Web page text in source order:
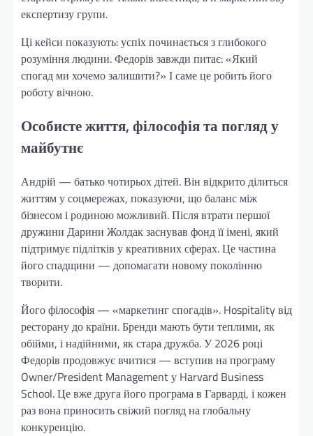
експертизу групи.
Ці кейси показують: успіх починається з глибокого
розуміння людини. Федорів завжди питає: «Який
спогад ми хочемо залишити?» І саме це робить його
роботу вічною.
Особисте життя, філософія та погляд у
майбутнє
Андрій — батько чотирьох дітей. Він відкрито ділиться
життям у соцмережах, показуючи, що баланс між
бізнесом і родиною можливий. Після втрати першої
дружини Дарини Жолдак заснував фонд її імені, який
підтримує підлітків у креативних сферах. Це частина
його спадщини — допомагати новому поколінню
творити.
Його філософія — «маркетинг спогадів». Hospitality від
ресторану до країни. Бренди мають бути теплими, як
обійми, і надійними, як стара дружба. У 2026 році
Федорів продовжує вчитися — вступив на програму
Owner/President Management у Harvard Business
School. Це вже друга його програма в Гарварді, і кожен
раз вона приносить свіжий погляд на глобальну
конкуренцію.